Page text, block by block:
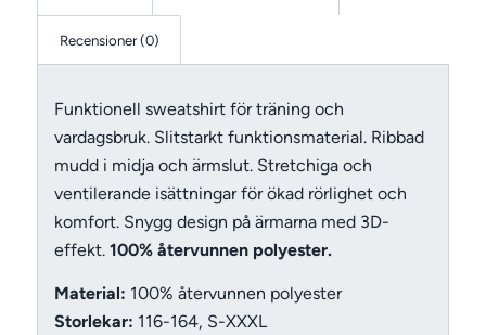
Recensioner (0)
Funktionell sweatshirt för träning och
vardagsbruk. Slitstarkt funktionsmaterial. Ribbad
mudd i midja och ärmslut. Stretchiga och
ventilerande isättningar för ökad rörlighet och
komfort. Snygg design på ärmarna med 3D-
effekt. 100% återvunnen polyester.
Material: 100% återvunnen polyester
Storlekar: 116-164, S-XXXL